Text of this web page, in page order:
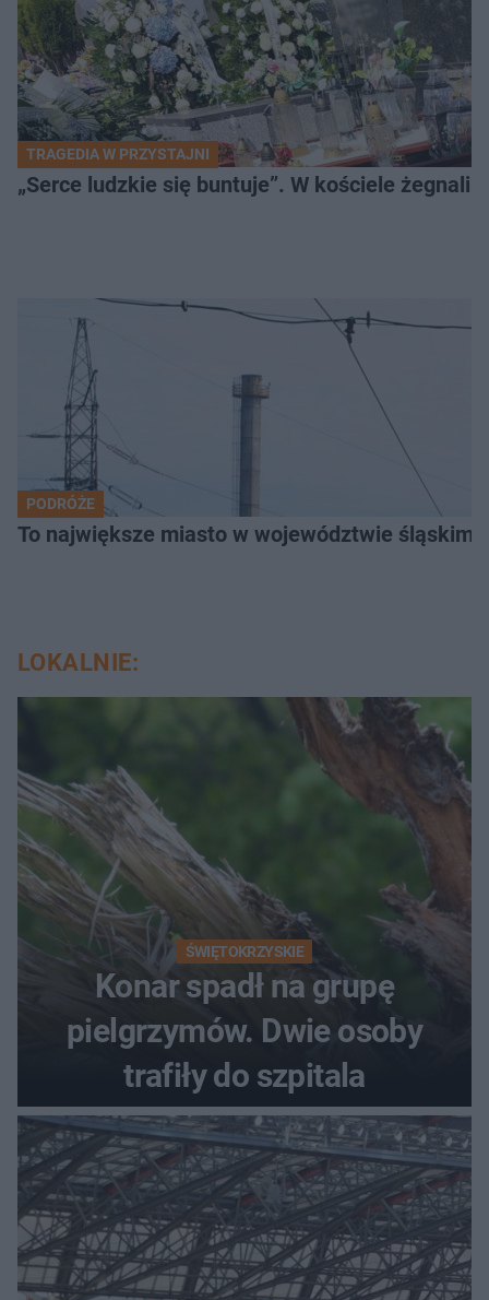
TRAGEDIA W PRZYSTAJNI
„Serce ludzkie się buntuje”. W kościele żegnali
PODRÓŻE
To największe miasto w województwie
LOKALNIE:
ŚWIĘTOKRZYSKIE
Konar spadł na grupę
pielgrzymów. Dwie osoby
trafiły do szpitala